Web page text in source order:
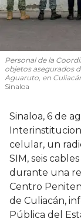
Personal de la
objetos asegurados
Aguaruto, en
Sinaloa
Sinaloa, 6 de
celular, un
SIM, seis
durante una
Centro
de Culiacán,
Pública del